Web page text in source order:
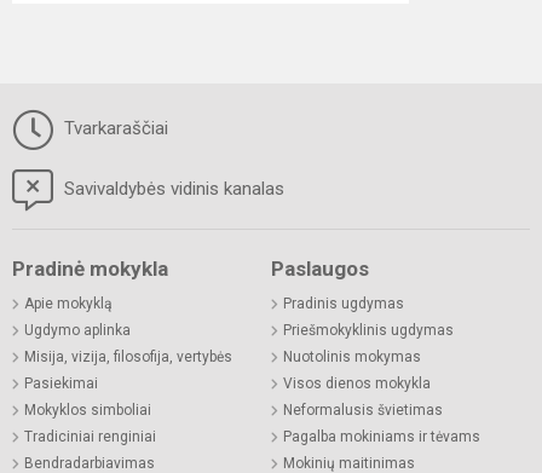
Tvarkaraščiai
Savivaldybės vidinis kanalas
Pradinė mokykla
Apie mokyklą
Ugdymo aplinka
Misija, vizija, filosofija, vertybės
Pasiekimai
Mokyklos simboliai
Tradiciniai renginiai
Bendradarbiavimas
Paslaugos
Pradinis ugdymas
Priešmokyklinis ugdymas
Nuotolinis mokymas
Visos dienos mokykla
Neformalusis švietimas
Pagalba mokiniams ir tėvams
Mokinių maitinimas